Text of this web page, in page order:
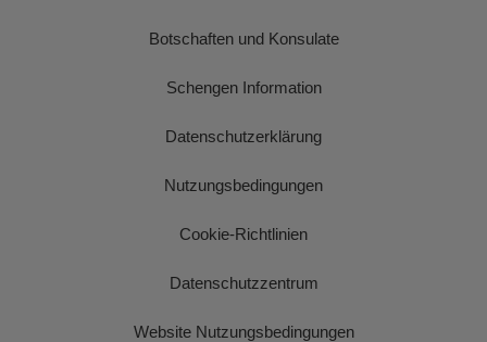
Botschaften und Konsulate
Schengen Information
Datenschutzerklärung
Nutzungsbedingungen
Cookie-Richtlinien
Datenschutzzentrum
Website Nutzungsbedingungen